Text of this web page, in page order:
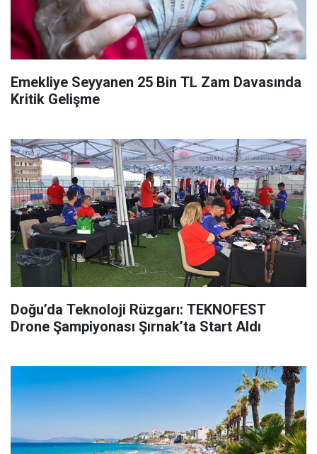
Emekliye Seyyanen 25 Bin TL Zam Davasında
Kritik Gelişme
Doğu’da Teknoloji Rüzgarı: TEKNOFEST
Drone Şampiyonası Şırnak’ta Start Aldı